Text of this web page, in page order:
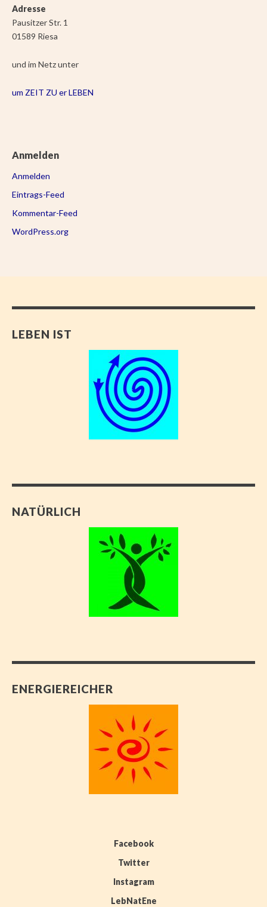
Adresse
Pausitzer Str. 1
01589 Riesa
und im Netz unter
um ZEIT ZU er LEBEN
Anmelden
Anmelden
Eintrags-Feed
Kommentar-Feed
WordPress.org
LEBEN IST
NATÜRLICH
ENERGIEREICHER
Facebook
Twitter
Instagram
LebNatEne